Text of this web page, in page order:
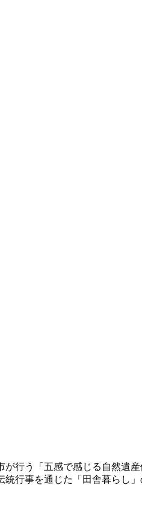
行う「五感で感じる自然遺
行事を通じた「田舎暮らし」